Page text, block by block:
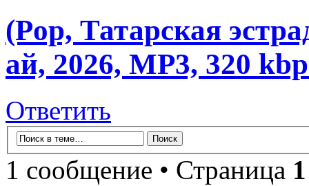
(Pop, Татарская
ай, 2026, MP3, 320
Ответить
1 сообщение • Страница 1